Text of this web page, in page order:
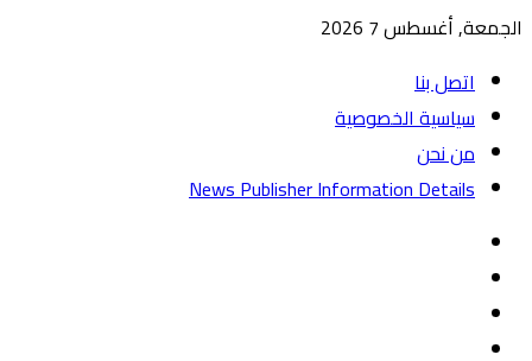
الجمعة, أغسطس 7 2026
اتصل بنا
سياسية الخصوصية
من نحن
News Publisher Information Details